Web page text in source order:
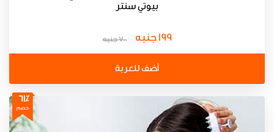
بيوتي سنتر
199 جنيه 700 جنيه
أضف للعربة
61٪
خصم